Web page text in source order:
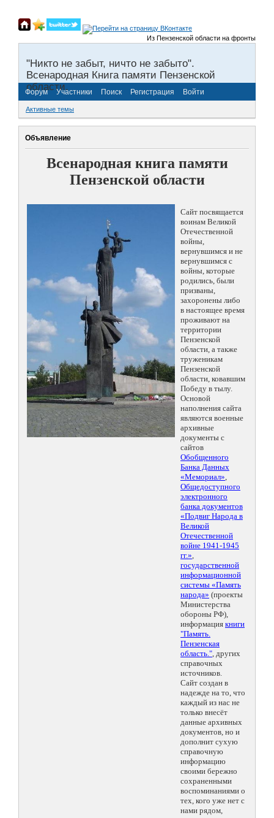
Из Пензенской области на фронты
"Никто не забыт, ничто не забыто".
Всенародная Книга памяти Пензенской
области.
Форум Участники Поиск Регистрация Войти
Активные темы
Объявление
Всенародная книга памяти
Пензенской области
Сайт посвящается
воинам Великой
Отечественной
войны,
вернувшимся и не
вернувшимся с
войны, которые
родились, были
призваны,
захоронены либо
в настоящее время
проживают на
территории
Пензенской
области, а также
труженикам
Пензенской
области, ковавшим
Победу в тылу.
Основой
наполнения сайта
являются военные
архивные
документы с
сайтов
Обобщенного
Банка Данных
«Мемориал»,
Общедоступного
электронного
банка документов
«Подвиг Народа в
Великой
Отечественной
войне 1941-1945
гг.»,
государственной
информационной
системы «Память
народа» (проекты
Министерства
обороны РФ),
информация книги
"Память.
Пензенская
область.", других
справочных
источников.
Сайт создан в
надежде на то, что
каждый из нас не
только внесёт
данные архивных
документов, но и
дополнит сухую
справочную
информацию
своими бережно
сохраненными
воспоминаниями о
тех, кого уже нет с
нами рядом,